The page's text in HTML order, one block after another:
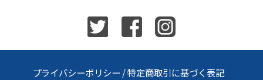
プライバシーポリシー /特定商取引に基づく表記